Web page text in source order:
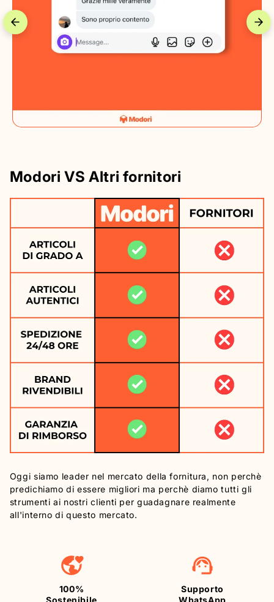
Modori VS Altri fornitori
Oggi siamo leader nel mercato della fornitura, non perchè
predichiamo di essere migliori ma perchè diamo tutti gli
strumenti ai nostri clienti per guadagnare realmente
all'interno di questo mercato.
100%
Sostenibile
Supporto
WhatsApp